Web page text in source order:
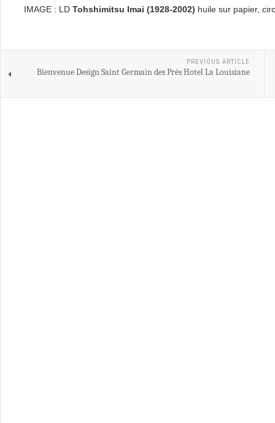
IMAGE : LD Tohshimitsu Imai (1928-2002) huile sur papier,
PREVIOUS ARTICLE
Bienvenue Design Saint Germain des Prés Hotel La Louisiane